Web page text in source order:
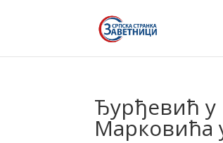
Ђурђевић у
Марковића